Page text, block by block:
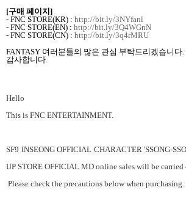
[구매 페이지 ]
- FNC STORE(KR) : http://bit.ly/3NYfanl
- FNC STORE(EN) : http://bit.ly/3Q4WGnN
- FNC STORE(CN) : http://bit.ly/3q4rMRU
FANTASY 여러분들의 많은 관심 부탁드리겠습니다.
감사합니다.
Hello
This is FNC ENTERTAINMENT.
SF9 INSEONG OFFICIAL CHARACTER 'SSONG-
UP STORE OFFICIAL MD online sales will be carried
Please check the precautions below when purchasing.